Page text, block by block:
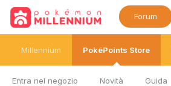
Forum
Millennium PokéPoints Store
Entra nel negozio Novità Guida